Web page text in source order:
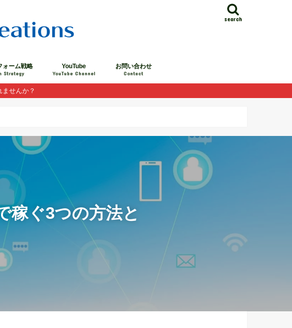
search
ォーム戦略
Strategy
YouTube
YouTube Channel
お問い合わせ
Contact
せんか？
稼ぐ3つの方法と